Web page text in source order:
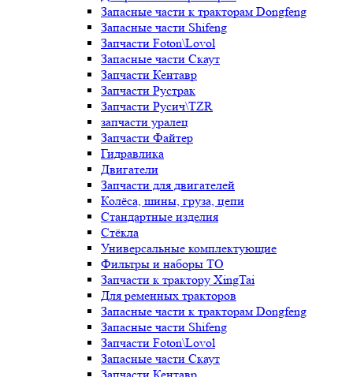
Запасные части к тракторам Dongfeng
Запасные части Shifeng
Запчасти Foton\Lovol
Запасные части Скаут
Запчасти Кентавр
Запчасти Рустрак
Запчасти Русич\TZR
запчасти уралец
Запчасти Файтер
Гидравлика
Двигатели
Запчасти для двигателей
Колёса, шины, груза, цепи
Стандартные изделия
Стёкла
Универсальные комплектующие
Фильтры и наборы ТО
Запчасти к трактору XingTai
Для ременных тракторов
Запасные части к тракторам Dongfeng
Запасные части Shifeng
Запчасти Foton\Lovol
Запасные части Скаут